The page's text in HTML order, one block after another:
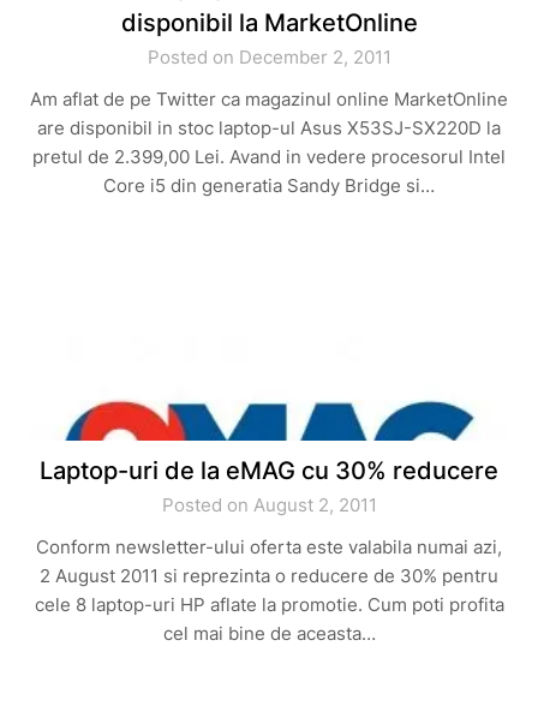
disponibil la MarketOnline
Posted on December 2, 2011
Am aflat de pe Twitter ca magazinul online MarketOnline
are disponibil in stoc laptop-ul Asus X53SJ-SX220D la
pretul de 2.399,00 Lei. Avand in vedere procesorul Intel
Core i5 din generatia Sandy Bridge si…
Laptop-uri de la eMAG cu 30% reducere
Posted on August 2, 2011
Conform newsletter-ului oferta este valabila numai azi,
2 August 2011 si reprezinta o reducere de 30% pentru
cele 8 laptop-uri HP aflate la promotie. Cum poti profita
cel mai bine de aceasta…